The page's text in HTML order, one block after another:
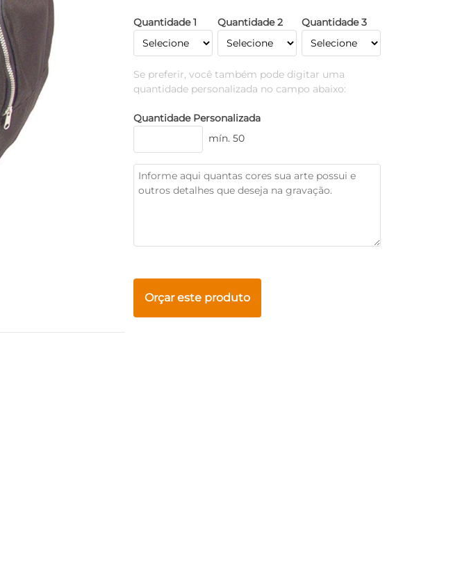
Quantidade 1 Quantidade 2 Quantidade 3
Se preferir, você também pode digitar uma
quantidade personalizada no campo abaixo:
Quantidade Personalizada
mín. 50
Orçar este produto